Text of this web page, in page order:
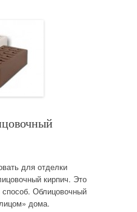
для отделки
кирпич. Это
Облицовочный
дома.